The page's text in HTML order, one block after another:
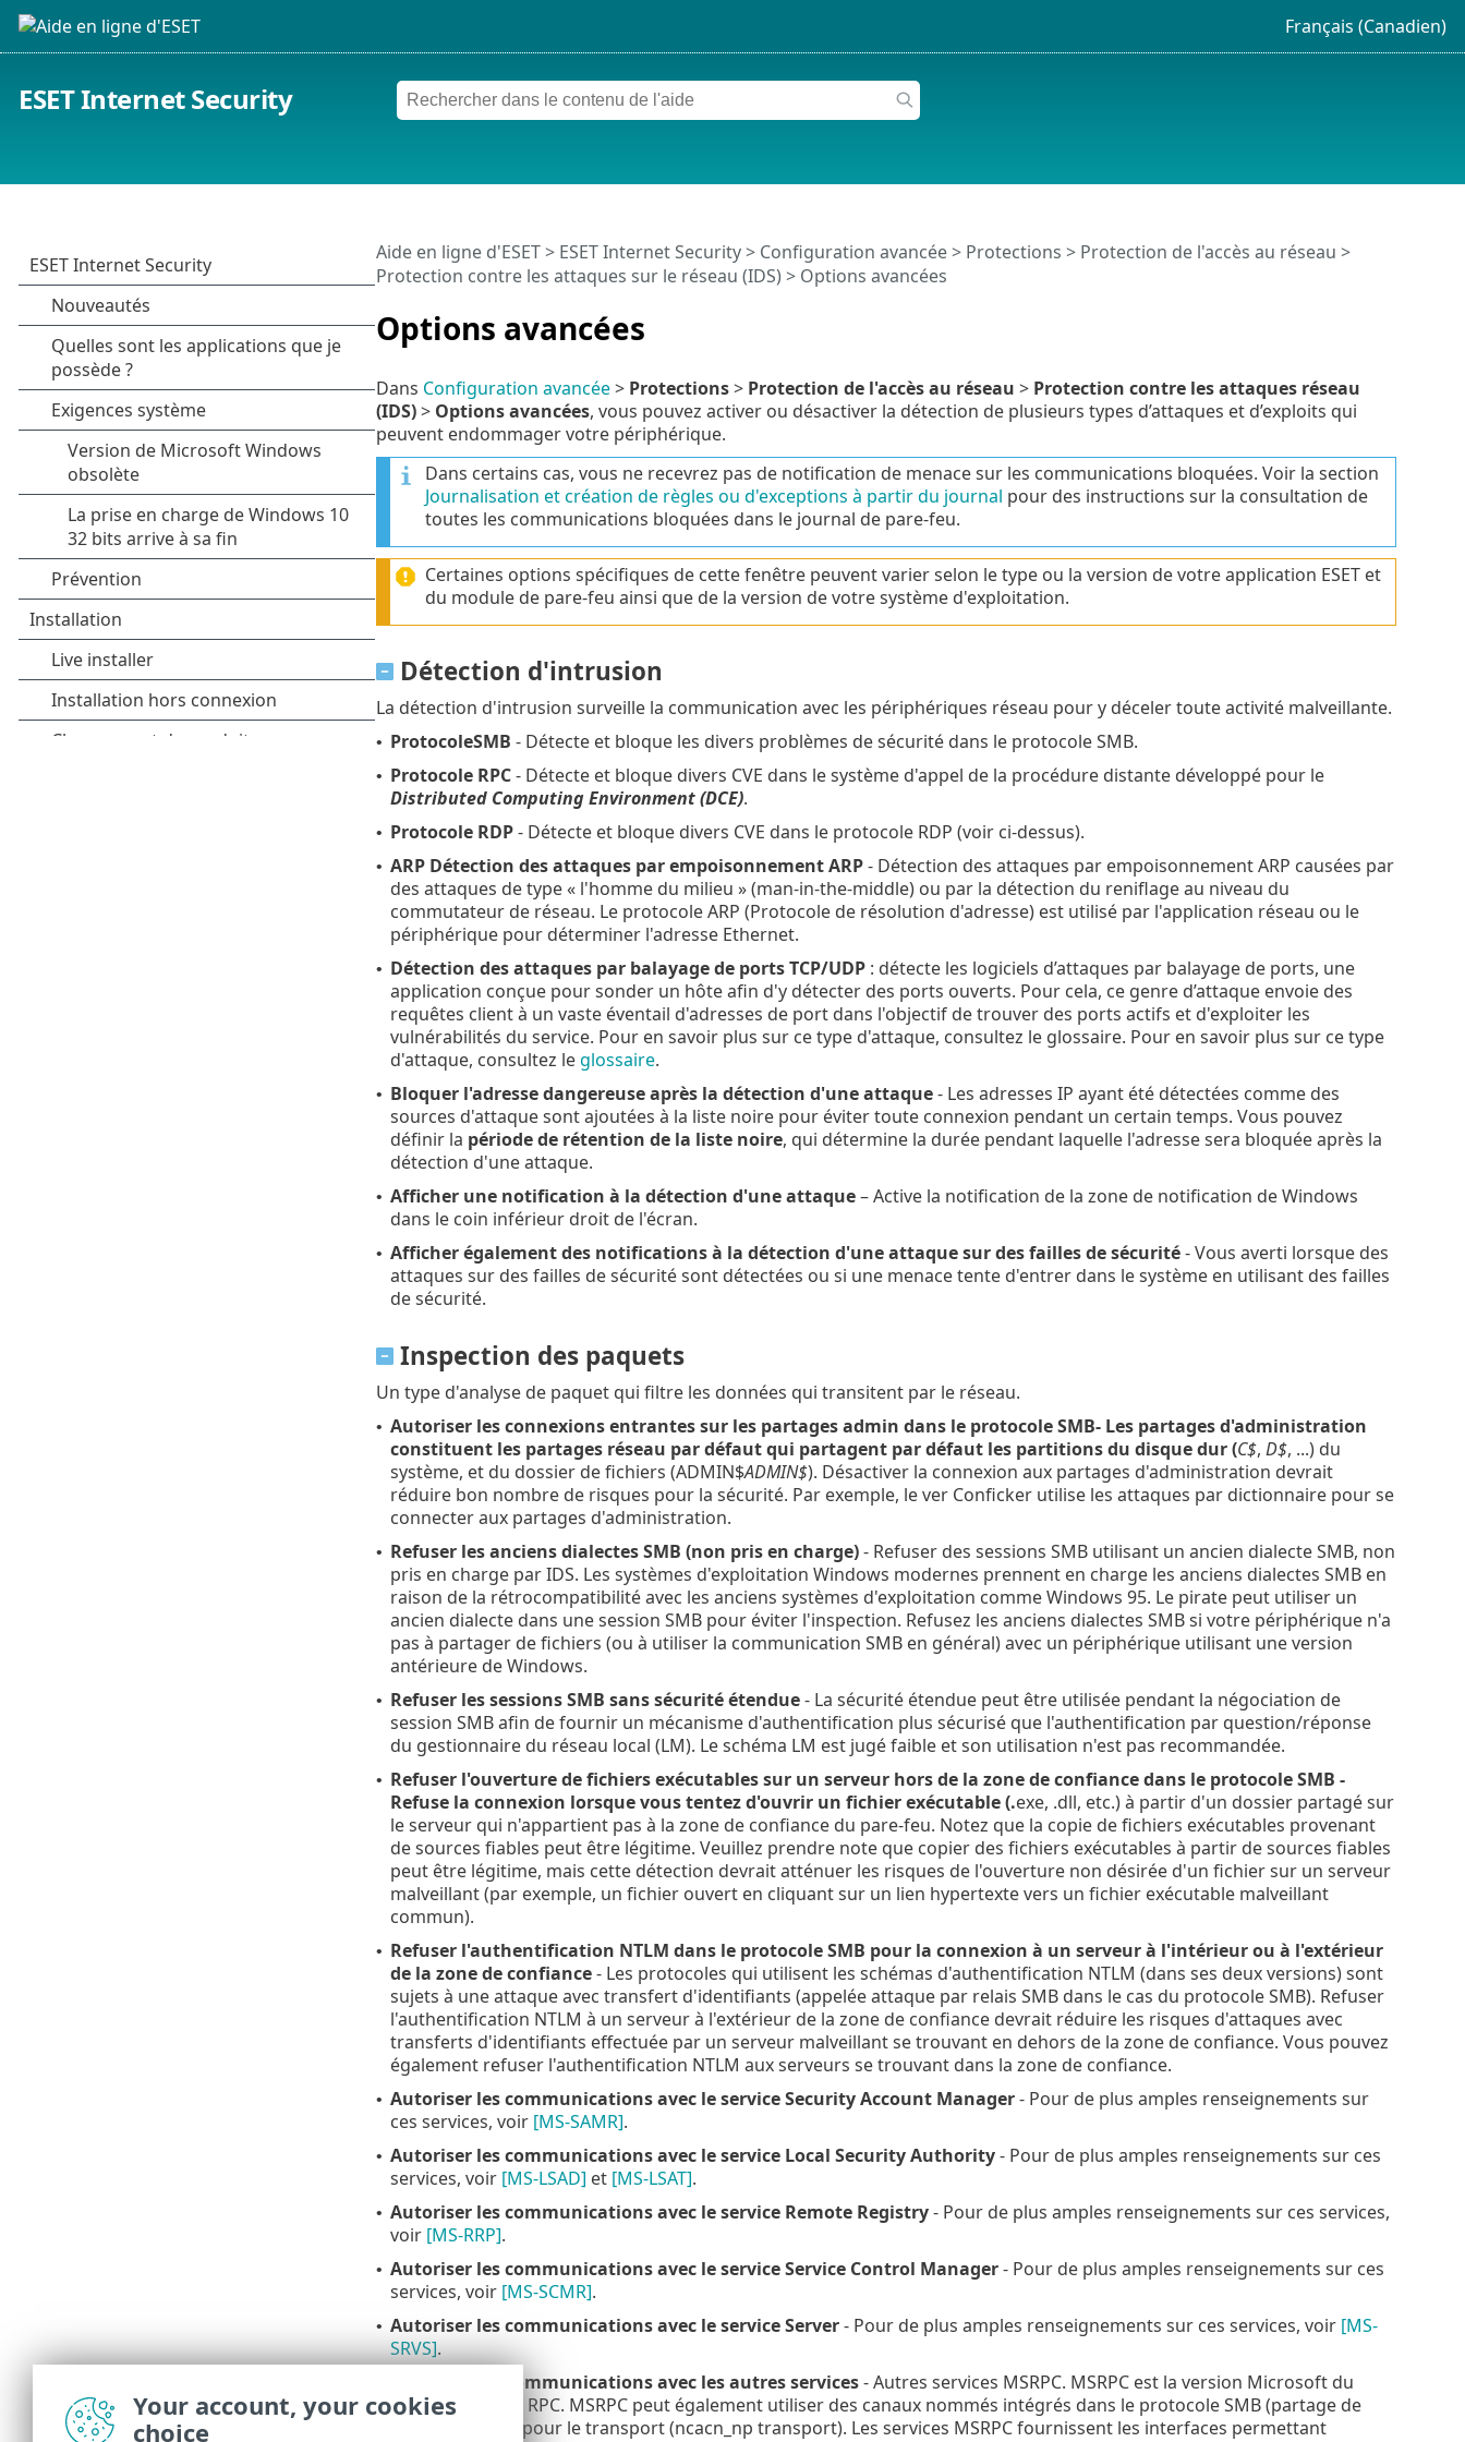
Français (Canadien)
ESET Internet Security
Options avancées
Aide en ligne d'ESET> ESET Internet Security> Configuration avancée> Protections > Protection de l'accès au réseau >
Protection contre les attaques sur le réseau (IDS) > Options avancées
Dans Configuration avancée> Protections> Protection de l'accès au réseau > Protection contre les attaques réseau
(IDS)> Options avancées, vous pouvez activer ou désactiver la détection de plusieurs types d’attaques et d’exploits qui
peuvent endommager votre périphérique.
Dans certains cas, vous ne recevrez pas de notification de menace sur les communications bloquées. Voir la section
Journalisation et création de règles ou d'exceptions à partir du journal pour des instructions sur la consultation de
toutes les communications bloquées dans le journal de pare-feu.
Certaines options spécifiques de cette fenêtre peuvent varier selon le type ou la version de votre application ESET et
du module de pare-feu ainsi que de la version de votre système d'exploitation.
Détection d'intrusion
La détection d'intrusion surveille la communication avec les périphériques réseau pour y déceler toute activité malveillante.
• ProtocoleSMB - Détecte et bloque les divers problèmes de sécurité dans le protocole SMB.
• Protocole RPC- Détecte et bloque divers CVE dans le système d'appel de la procédure distante développé pour le
Distributed Computing Environment (DCE).
• Protocole RDP- Détecte et bloque divers CVE dans le protocole RDP (voir ci-dessus).
• ARP Détection des attaques par empoisonnement ARP- Détection des attaques par empoisonnement ARP causées par
des attaques de type « l'homme du milieu » (man-in-the-middle) ou par la détection du reniflage au niveau du
commutateur de réseau. Le protocole ARP (Protocole de résolution d'adresse) est utilisé par l'application réseau ou le
périphérique pour déterminer l'adresse Ethernet.
• Détection des attaques par balayage de ports TCP/UDP: détecte les logiciels d’attaques par balayage de ports, une
application conçue pour sonder un hôte afin d'y détecter des ports ouverts. Pour cela, ce genre d’attaque envoie des
requêtes client à un vaste éventail d'adresses de port dans l'objectif de trouver des ports actifs et d'exploiter les
vulnérabilités du service. Pour en savoir plus sur ce type d'attaque, consultez le glossaire. Pour en savoir plus sur ce type
d'attaque, consultez leglossaire.
• Bloquer l'adresse dangereuse après la détection d'une attaque- Les adresses IP ayant été détectées comme des
sources d'attaque sont ajoutées à la liste noire pour éviter toute connexion pendant un certain temps. Vous pouvez
définir la période de rétention de la liste noire, qui détermine la durée pendant laquelle l'adresse sera bloquée après la
détection d'une attaque.
• Afficher une notification à la détection d'une attaque– Active la notification de la zone de notification de Windows
dans le coin inférieur droit de l'écran.
• Afficher également des notifications à la détection d'une attaque sur des failles de sécurité- Vous averti lorsque des
attaques sur des failles de sécurité sont détectées ou si une menace tente d'entrer dans le système en utilisant des failles
de sécurité.
Inspection des paquets
Un type d'analyse de paquet qui filtre les données qui transitent par le réseau.
• Autoriser les connexions entrantes sur les partages admin dans le protocole SMB- Les partages d'administration
constituent les partages réseau par défaut qui partagent par défaut les partitions du disque dur (C$, D$, ...) du
système, et du dossier de fichiers (ADMIN$ADMIN$). Désactiver la connexion aux partages d'administration devrait
réduire bon nombre de risques pour la sécurité. Par exemple, le ver Conficker utilise les attaques par dictionnaire pour se
connecter aux partages d'administration.
• Refuser les anciens dialectes SMB (non pris en charge)- Refuser des sessions SMB utilisant un ancien dialecte SMB, non
pris en charge par IDS. Les systèmes d'exploitation Windows modernes prennent en charge les anciens dialectes SMB en
raison de la rétrocompatibilité avec les anciens systèmes d'exploitation comme Windows 95. Le pirate peut utiliser un
ancien dialecte dans une session SMB pour éviter l'inspection. Refusez les anciens dialectes SMB si votre périphérique n'a
pas à partager de fichiers (ou à utiliser la communication SMB en général) avec un périphérique utilisant une version
antérieure de Windows.
• Refuser les sessions SMB sans sécurité étendue- La sécurité étendue peut être utilisée pendant la négociation de
session SMB afin de fournir un mécanisme d'authentification plus sécurisé que l'authentification par question/réponse
du gestionnaire du réseau local (LM). Le schéma LM est jugé faible et son utilisation n'est pas recommandée.
• Refuser l'ouverture de fichiers exécutables sur un serveur hors de la zone de confiance dans le protocole SMB -
Refuse la connexion lorsque vous tentez d'ouvrir un fichier exécutable (.exe, .dll, etc.) à partir d'un dossier partagé sur
le serveur qui n'appartient pas à la zone de confiance du pare-feu. Notez que la copie de fichiers exécutables provenant
de sources fiables peut être légitime. Veuillez prendre note que copier des fichiers exécutables à partir de sources fiables
peut être légitime, mais cette détection devrait atténuer les risques de l'ouverture non désirée d'un fichier sur un serveur
malveillant (par exemple, un fichier ouvert en cliquant sur un lien hypertexte vers un fichier exécutable malveillant
commun).
• Refuser l'authentification NTLM dans le protocole SMB pour la connexion à un serveur à l'intérieur ou à l'extérieur
de la zone de confiance- Les protocoles qui utilisent les schémas d'authentification NTLM (dans ses deux versions) sont
sujets à une attaque avec transfert d'identifiants (appelée attaque par relais SMB dans le cas du protocole SMB). Refuser
l'authentification NTLM à un serveur à l'extérieur de la zone de confiance devrait réduire les risques d'attaques avec
transferts d'identifiants effectuée par un serveur malveillant se trouvant en dehors de la zone de confiance. Vous pouvez
également refuser l'authentification NTLM aux serveurs se trouvant dans la zone de confiance.
• Autoriser les communications avec le service Security Account Manager- Pour de plus amples renseignements sur
ces services, voir [MS-SAMR].
• Autoriser les communications avec le service Local Security Authority- Pour de plus amples renseignements sur ces
services, voir [MS-LSAD] et [MS-LSAT].
• Autoriser les communications avec le service Remote Registry- Pour de plus amples renseignements sur ces services,
voir [MS-RRP].
• Autoriser les communications avec le service Service Control Manager- Pour de plus amples renseignements sur ces
services, voir [MS-SCMR].
• Autoriser les communications avec le service Server- Pour de plus amples renseignements sur ces services, voir [MS-
SRVS].
Autoriser les communications avec les autres services- Autres services MSRPC. MSRPC est la version Microsoft du
mécanisme DCE RPC. MSRPC peut également utiliser des canaux nommés intégrés dans le protocole SMB (partage de
fichiers réseau) pour le transport (ncacn_np transport). Les services MSRPC fournissent les interfaces permettant
Your account, your cookies
choice